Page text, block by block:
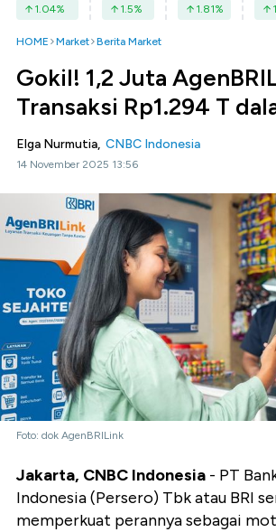
1.04% 1.5% 1.81%
HOME Market Berita Market
Gokil! 1,2 Juta
Transaksi Rp1.294 T
Elga Nurmutia, CNBC Indonesia
14 November 2025 13:56
Foto: dok AgenBRILink
Jakarta, CNBC Indonesia - PT
Indonesia (Persero) Tbk atau BRI
memperkuat perannya sebagai